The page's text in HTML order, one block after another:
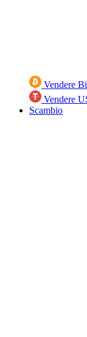
Vendere
Vendere
Scambio